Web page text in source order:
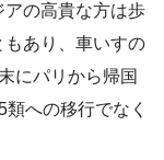
の高貴な方は歩
あり、車いすの
にパリから帰国
への移行でなく